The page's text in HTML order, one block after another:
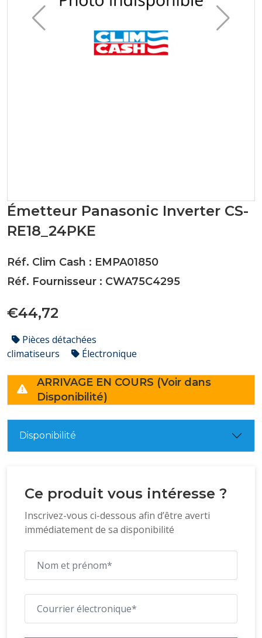
Émetteur Panasonic Inverter CS-
RE18_24PKE
Réf. Clim Cash : EMPA01850
Réf. Fournisseur : CWA75C4295
€44,72
Pièces détachées
climatiseurs
Électronique
ARRIVAGE EN COURS (Voir dans
Disponibilité)
Disponibilité
Ce produit vous intéresse ?
Inscrivez-vous ci-dessous afin d’être averti
immédiatement de sa disponibilité